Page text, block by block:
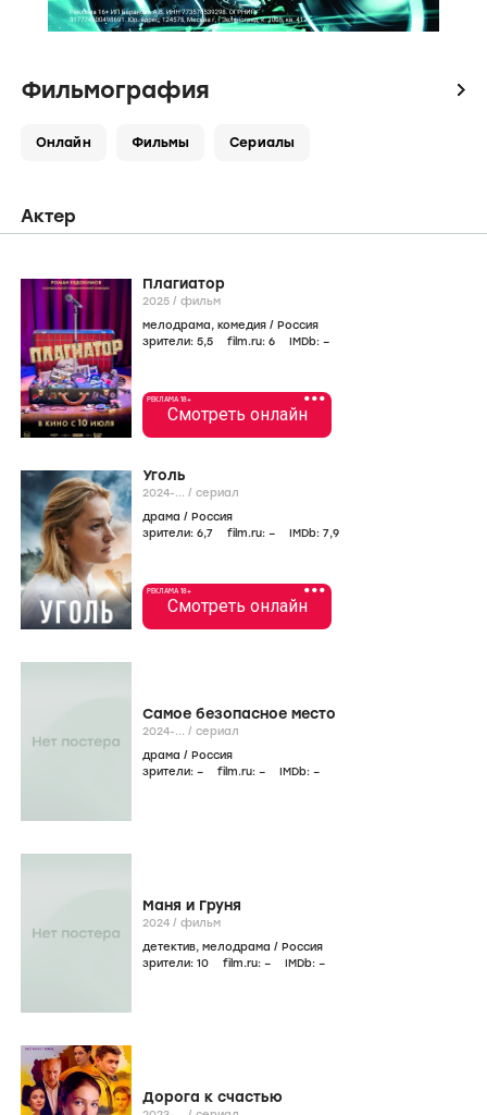
Фильмография icon
Онлайн Фильмы Сериалы
Актер
Плагиатор
2025 / фильм
мелодрама, комедия / Россия
зрители: 5,5 film.ru: 6 IMDb: –
•••
РЕКЛАМА 18+
Смотреть онлайн
Уголь
2024-... / сериал
драма / Россия
зрители: 6,7 film.ru: – IMDb: 7,9
•••
РЕКЛАМА 18+
Смотреть онлайн
Самое безопасное место
2024-... / сериал
драма / Россия
зрители: – film.ru: – IMDb: –
Маня и Груня
2024 / фильм
детектив, мелодрама / Россия
зрители: 10 film.ru: – IMDb: –
Дорога к счастью